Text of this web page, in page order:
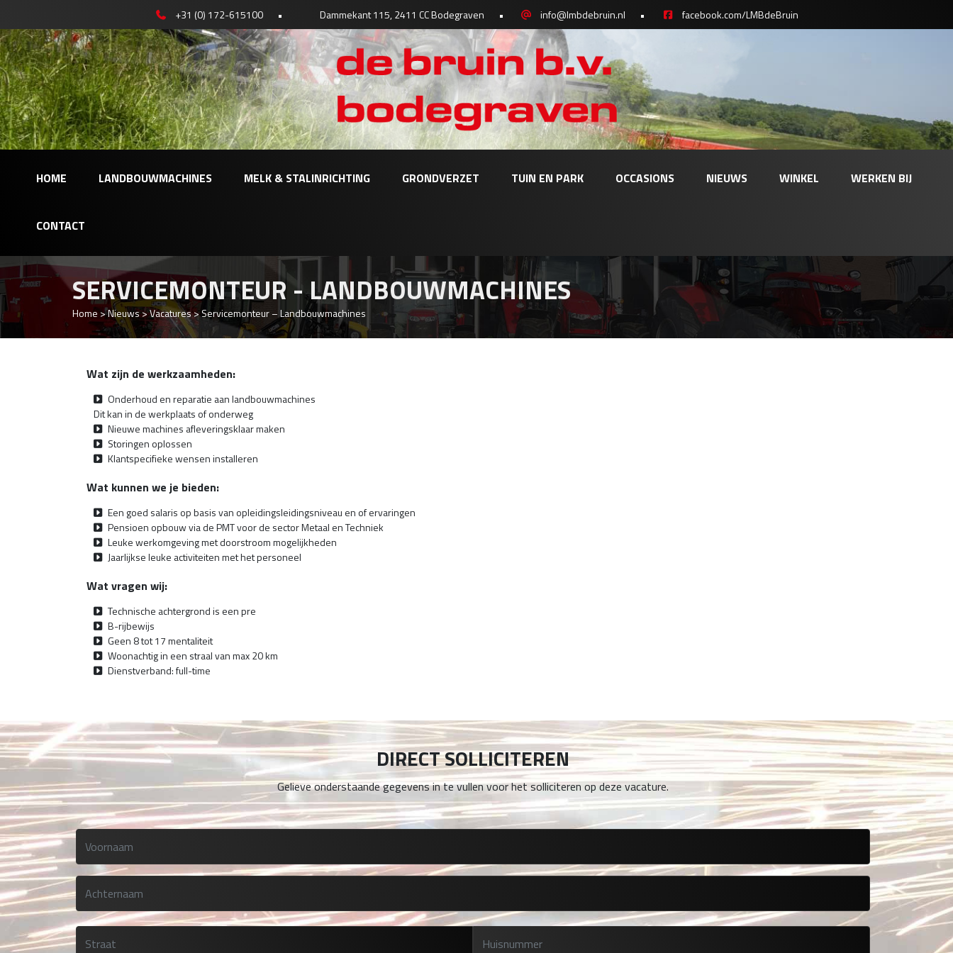
+31 (0) 172-615100 • Dammekant 115, 2411 CC Bodegraven • info@lmbdebruin.nl • facebook.com/LMBdeBruin
HOME LANDBOUWMACHINES MELK & STALINRICHTING GRONDVERZET TUIN EN PARK OCCASIONS NIEUWS WINKEL WERKEN BIJ
CONTACT
SERVICEMONTEUR - LANDBOUWMACHINES
Home >Nieuws>Vacatures>Servicemonteur – Landbouwmachines
Wat zijn de werkzaamheden:
Onderhoud en reparatie aan landbouwmachines
Dit kan in de werkplaats of onderweg
Nieuwe machines afleveringsklaar maken
Storingen oplossen
Klantspecifieke wensen installeren
Wat kunnen we je bieden:
Een goed salaris op basis van opleidingsleidingsniveau en of ervaringen
Pensioen opbouw via de PMT voor de sector Metaal en Techniek
Leuke werkomgeving met doorstroom mogelijkheden
Jaarlijkse leuke activiteiten met het personeel
Wat vragen wij:
Technische achtergrond is een pre
B-rijbewijs
Geen 8 tot 17 mentaliteit
Woonachtig in een straal van max 20 km
Dienstverband: full-time
DIRECT SOLLICITEREN
Gelieve onderstaande gegevens in te vullen voor het solliciteren op deze vacature.